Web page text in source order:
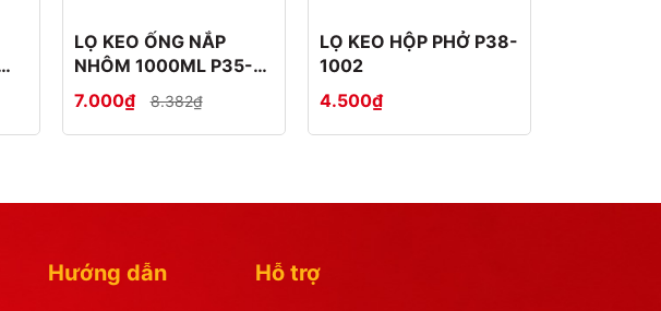
LỌ KEO ỐNG NẮP
NHÔM 1000ML P35-
0887-1
7.000₫ 8.382₫
LỌ KEO HỘP PHỞ P38-
1002
4.500₫
Hướng dẫn Hỗ trợ